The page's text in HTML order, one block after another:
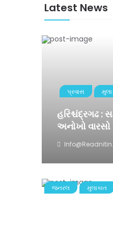
Latest News
પ્રવાસ
હરિશ્ચંદ્રગઢ :
અનોખો વારસો
જનરલ મુલાકાત